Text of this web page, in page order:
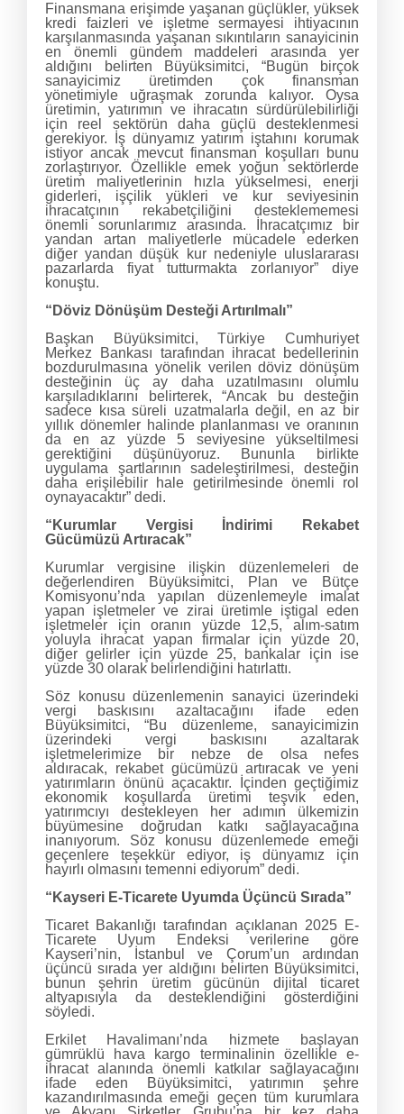
Finansmana erişimde yaşanan güçlükler, yüksek
kredi faizleri ve işletme sermayesi ihtiyacının
karşılanmasında yaşanan sıkıntıların sanayicinin
en önemli gündem maddeleri arasında yer
aldığını belirten Büyüksimitci, “Bugün birçok
sanayicimiz üretimden çok finansman
yönetimiyle uğraşmak zorunda kalıyor. Oysa
üretimin, yatırımın ve ihracatın sürdürülebilirliği
için reel sektörün daha güçlü desteklenmesi
gerekiyor. İş dünyamız yatırım iştahını korumak
istiyor ancak mevcut finansman koşulları bunu
zorlaştırıyor. Özellikle emek yoğun sektörlerde
üretim maliyetlerinin hızla yükselmesi, enerji
giderleri, işçilik yükleri ve kur seviyesinin
ihracatçının rekabetçiliğini desteklememesi
önemli sorunlarımız arasında. İhracatçımız bir
yandan artan maliyetlerle mücadele ederken
diğer yandan düşük kur nedeniyle uluslararası
pazarlarda fiyat tutturmakta zorlanıyor” diye
konuştu.
“Döviz Dönüşüm Desteği Artırılmalı”
Başkan Büyüksimitci, Türkiye Cumhuriyet
Merkez Bankası tarafından ihracat bedellerinin
bozdurulmasına yönelik verilen döviz dönüşüm
desteğinin üç ay daha uzatılmasını olumlu
karşıladıklarını belirterek, “Ancak bu desteğin
sadece kısa süreli uzatmalarla değil, en az bir
yıllık dönemler halinde planlanması ve oranının
da en az yüzde 5 seviyesine yükseltilmesi
gerektiğini düşünüyoruz. Bununla birlikte
uygulama şartlarının sadeleştirilmesi, desteğin
daha erişilebilir hale getirilmesinde önemli rol
oynayacaktır” dedi.
“Kurumlar Vergisi İndirimi Rekabet
Gücümüzü Artıracak”
Kurumlar vergisine ilişkin düzenlemeleri de
değerlendiren Büyüksimitci, Plan ve Bütçe
Komisyonu’nda yapılan düzenlemeyle imalat
yapan işletmeler ve zirai üretimle iştigal eden
işletmeler için oranın yüzde 12,5, alım-satım
yoluyla ihracat yapan firmalar için yüzde 20,
diğer gelirler için yüzde 25, bankalar için ise
yüzde 30 olarak belirlendiğini hatırlattı.
Söz konusu düzenlemenin sanayici üzerindeki
vergi baskısını azaltacağını ifade eden
Büyüksimitci, “Bu düzenleme, sanayicimizin
üzerindeki vergi baskısını azaltarak
işletmelerimize bir nebze de olsa nefes
aldıracak, rekabet gücümüzü artıracak ve yeni
yatırımların önünü açacaktır. İçinden geçtiğimiz
ekonomik koşullarda üretimi teşvik eden,
yatırımcıyı destekleyen her adımın ülkemizin
büyümesine doğrudan katkı sağlayacağına
inanıyorum. Söz konusu düzenlemede emeği
geçenlere teşekkür ediyor, iş dünyamız için
hayırlı olmasını temenni ediyorum” dedi.
“Kayseri E-Ticarete Uyumda Üçüncü Sırada”
Ticaret Bakanlığı tarafından açıklanan 2025 E-
Ticarete Uyum Endeksi verilerine göre
Kayseri’nin, İstanbul ve Çorum’un ardından
üçüncü sırada yer aldığını belirten Büyüksimitci,
bunun şehrin üretim gücünün dijital ticaret
altyapısıyla da desteklendiğini gösterdiğini
söyledi.
Erkilet Havalimanı’nda hizmete başlayan
gümrüklü hava kargo terminalinin özellikle e-
ihracat alanında önemli katkılar sağlayacağını
ifade eden Büyüksimitci, yatırımın şehre
kazandırılmasında emeği geçen tüm kurumlara